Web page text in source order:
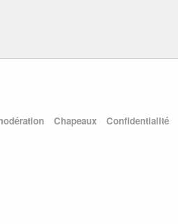
Chapeaux Confidentialité